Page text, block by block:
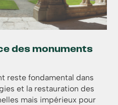
des monuments
reste fondamental dans
et la restauration des
mais impérieux pour